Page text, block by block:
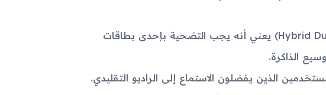
النظام الهجين للشريحة وبطاقة الذاكرة (Hybrid Dual SIM) يعني أنه يجب التضحية بإحدى بطاقات